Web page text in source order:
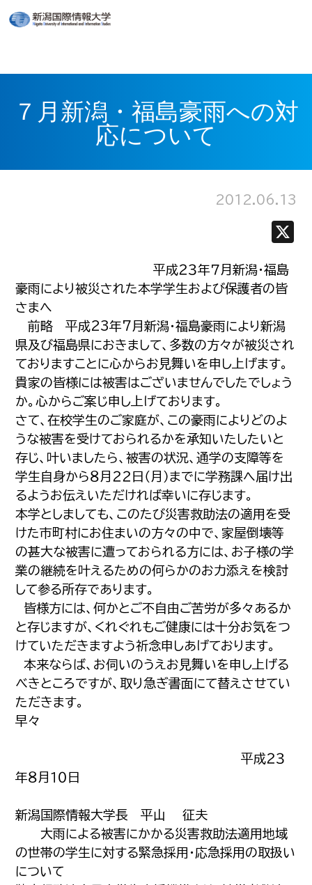
７月新潟・福島豪雨への対
応について
2012.06.13
平成２３年７月新潟・福島
豪雨により被災された本学学生および保護者の皆
さまへ
前略 平成23年7月新潟・福島豪雨により新潟
県及び福島県におきまして、多数の方々が被災され
ておりますことに心からお見舞いを申し上げます。
貴家の皆様には被害はございませんでしたでしょう
か。心からご案じ申し上げております。
さて、在校学生のご家庭が、この豪雨によりどのよ
うな被害を受けておられるかを承知いたしたいと
存じ、叶いましたら、被害の状況、通学の支障等を
学生自身から８月２２日（月）までに学務課へ届け出
るようお伝えいただければ幸いに存じます。
本学としましても、このたび災害救助法の適用を受
けた市町村にお住まいの方々の中で、家屋倒壊等
の甚大な被害に遭っておられる方には、お子様の学
業の継続を叶えるための何らかのお力添えを検討
して参る所存であります。
皆様方には、何かとご不自由ご苦労が多々あるか
と存じますが、くれぐれもご健康には十分お気をつ
けていただきますよう祈念申しあげております。
本来ならば、お伺いのうえお見舞いを申し上げる
べきところですが、取り急ぎ書面にて替えさせてい
ただきます。
早々
平成２３
年８月１０日
新潟国際情報大学長 平山 征夫
大雨による被害にかかる災害救助法適用地域
の世帯の学生に対する緊急採用・応急採用の取扱い
について